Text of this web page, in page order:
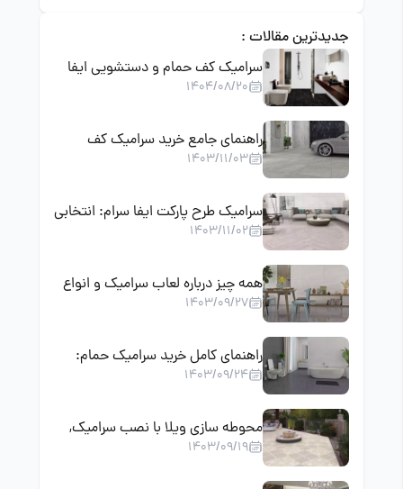
جدیدترین مقالات :
سرامیک کف حمام و دستشویی ایفا
سرام | انتخابی ضد لغزش، مقاوم و
1404/08/20
راهنمای جامع خرید سرامیک کف
پارکینگ
1403/11/03
سرامیک طرح پارکت ایفا سرام: انتخابی
زیبا و مقاوم برای دکوراسیون داخلی
1403/11/02
همه چیز درباره لعاب سرامیک و انواع
آن1403/09/27
راهنمای کامل خرید سرامیک حمام:
نکات مهم برای انتخاب سرامیک
1403/09/24
محوطه سازی ویلا با نصب سرامیک,
ترکیب زیبایی و دوام
1403/09/19